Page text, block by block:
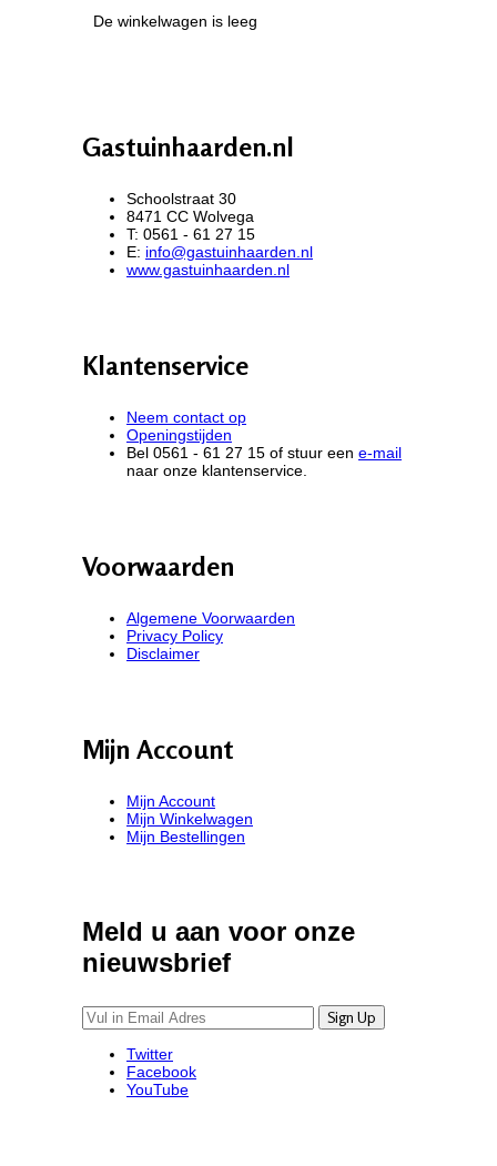
De winkelwagen is leeg
Gastuinhaarden.nl
Schoolstraat 30
8471 CC Wolvega
T: 0561 - 61 27 15
E: info@gastuinhaarden.nl
www.gastuinhaarden.nl
Klantenservice
Neem contact op
Openingstijden
Bel 0561 - 61 27 15 of stuur een e-mail
naar onze klantenservice.
Voorwaarden
Algemene Voorwaarden
Privacy Policy
Disclaimer
Mijn Account
Mijn Account
Mijn Winkelwagen
Mijn Bestellingen
Meld u aan voor onze
nieuwsbrief
Twitter
Facebook
YouTube